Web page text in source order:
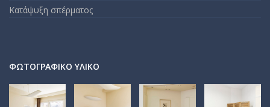
Κατάψυξη σπέρματος
ΦΩΤΟΓΡΑΦΙΚΌ ΥΛΙΚΌ